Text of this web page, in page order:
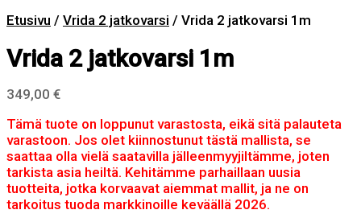
Etusivu / Vrida 2 jatkovarsi / Vrida 2 jatkovarsi 1m
Vrida 2 jatkovarsi 1m
349,00 €
Tämä tuote on loppunut varastosta, eikä sitä palauteta
varastoon. Jos olet kiinnostunut tästä mallista, se
saattaa olla vielä saatavilla jälleenmyyjiltämme, joten
tarkista asia heiltä. Kehitämme parhaillaan uusia
tuotteita, jotka korvaavat aiemmat mallit, ja ne on
tarkoitus tuoda markkinoille keväällä 2026.